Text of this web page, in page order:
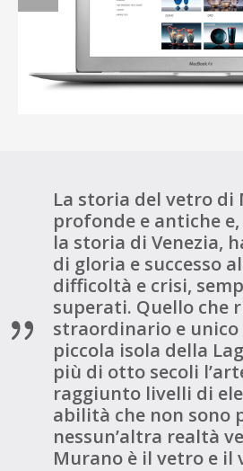
La storia del vetro di
profonde e antiche
la storia di Venezia,
di gloria e successo
difficoltà e crisi,
superati. Quello che
straordinario e unico
piccola isola della
più di otto secoli
raggiunto livelli di
abilità che non sono
nessun’altra realtà
Murano è il vetro e il